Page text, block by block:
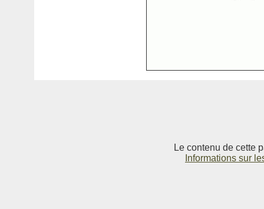
Le contenu de cette
Informations sur